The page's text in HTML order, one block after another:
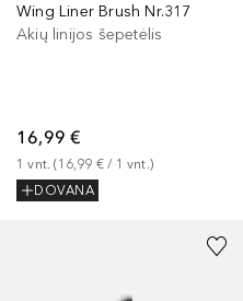
Wing Liner Brush Nr.317
Akių linijos šepetėlis
16,99 €
1 vnt. (16,99 € / 1 vnt.)
DOVANA